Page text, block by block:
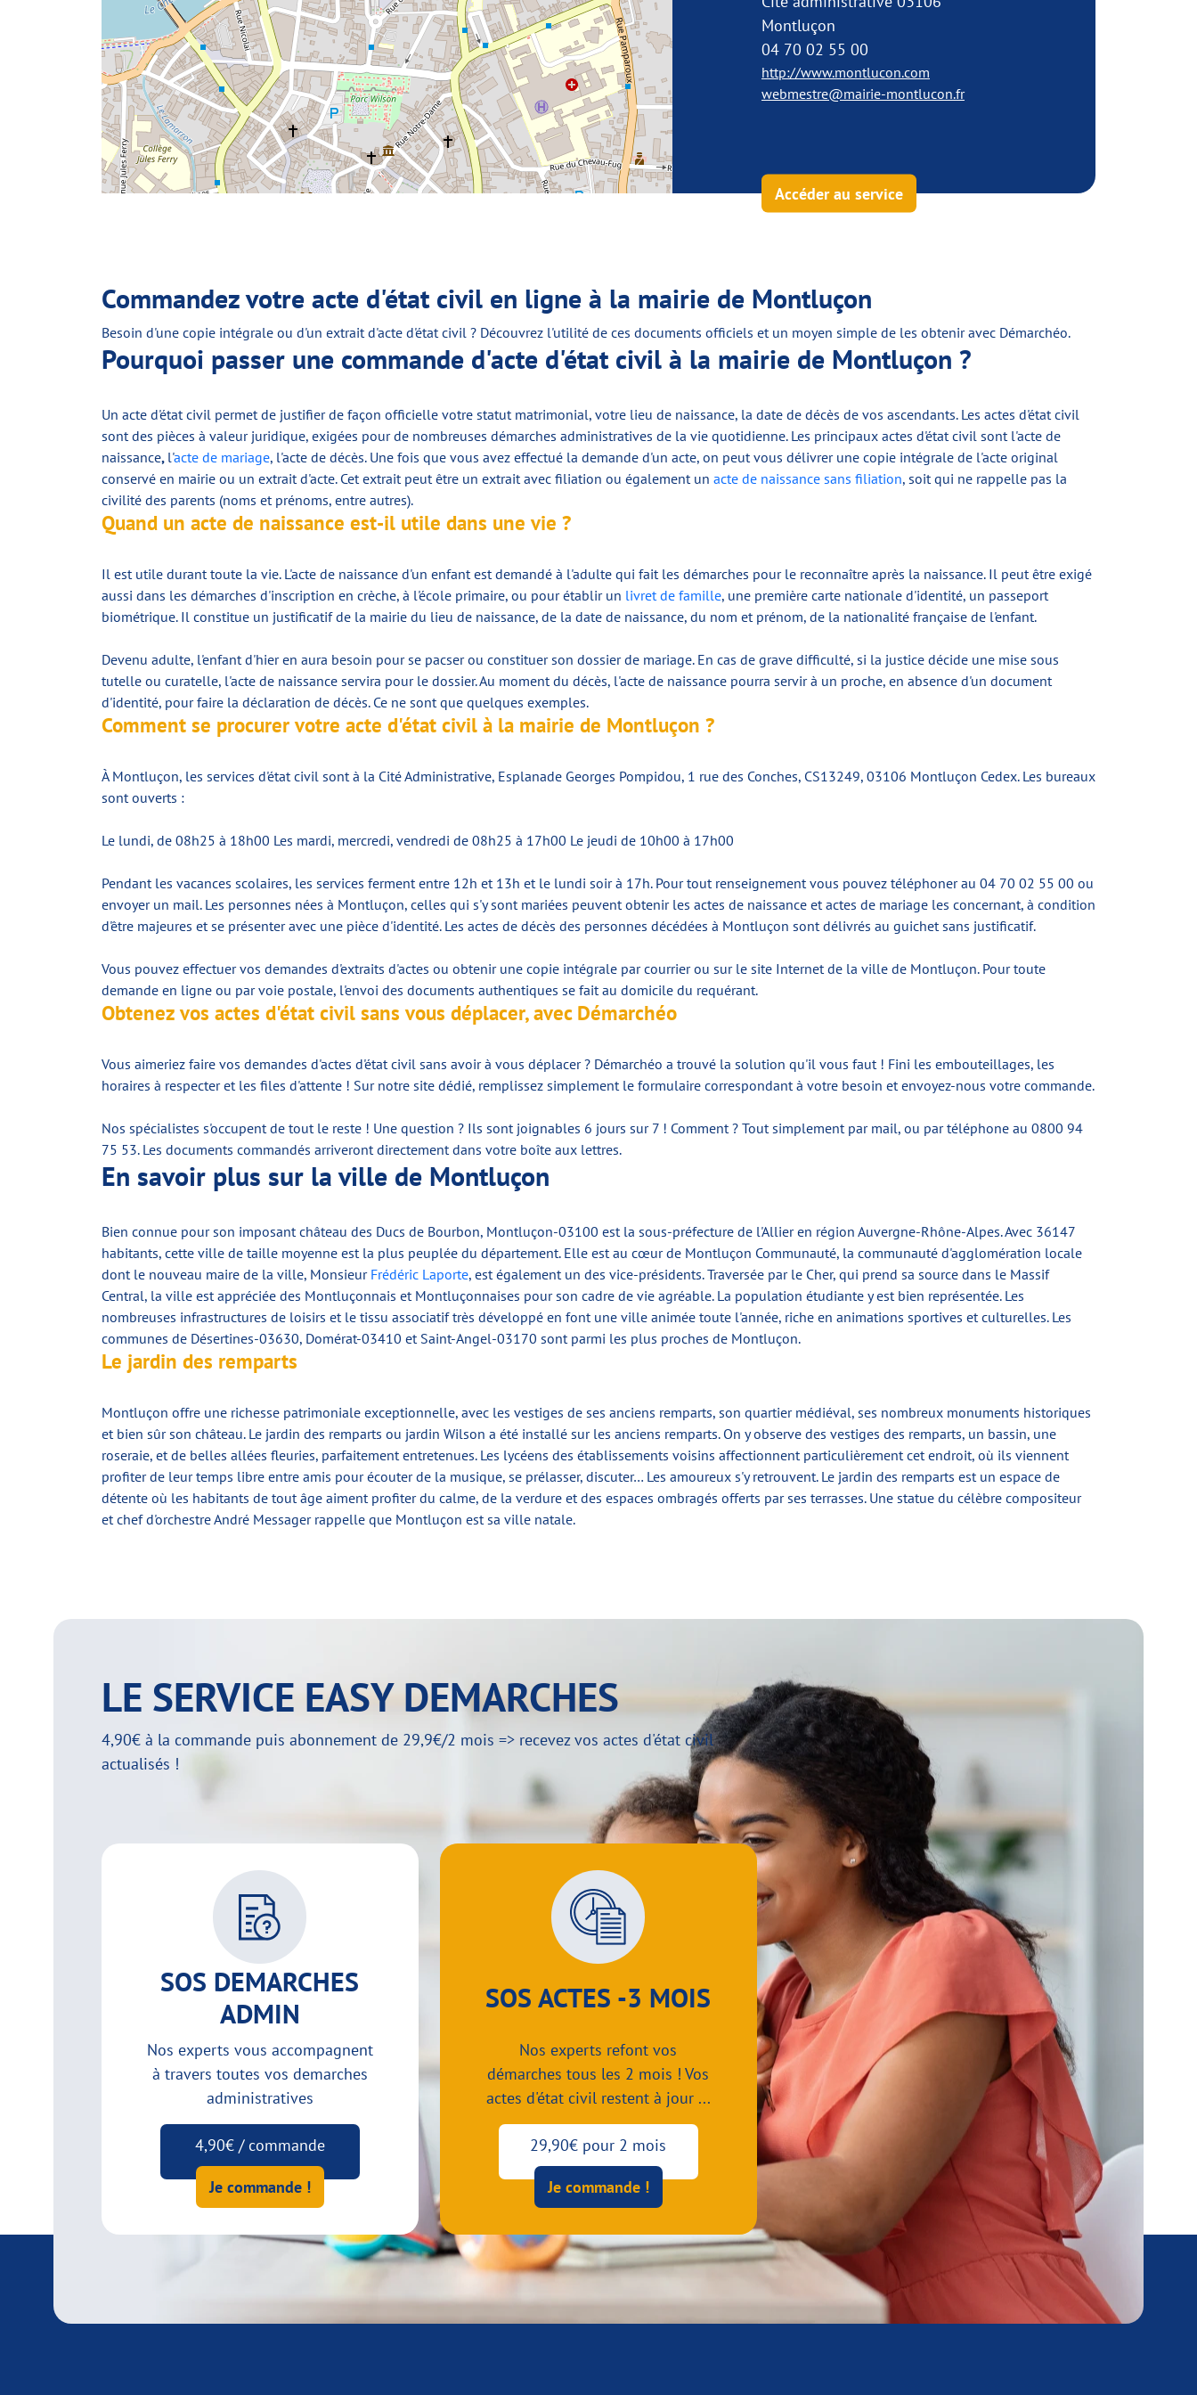
Montluçon
04 70 02 55 00
http://www.montlucon.com
webmestre@mairie-montlucon.fr
Accéder au service
Commandez votre acte d'état civil en ligne à la mairie de Montluçon
Besoin d'une copie intégrale ou d'un extrait d'acte d'état civil ? Découvrez l'utilité de ces documents officiels et un moyen simple de les obtenir avec Démarchéo.
Pourquoi passer une commande d'acte d'état civil à la mairie de Montluçon ?
Un acte d'état civil permet de justifier de façon officielle votre statut matrimonial, votre lieu de naissance, la date de décès de vos ascendants. Les actes d'état civil
sont des pièces à valeur juridique, exigées pour de nombreuses démarches administratives de la vie quotidienne. Les principaux actes d'état civil sont l'acte de
naissance, l'acte de mariage, l'acte de décès. Une fois que vous avez effectué la demande d'un acte, on peut vous délivrer une copie intégrale de l'acte original
conservé en mairie ou un extrait d'acte. Cet extrait peut être un extrait avec filiation ou également un acte de naissance sans filiation, soit qui ne rappelle pas la
civilité des parents (noms et prénoms, entre autres).
Quand un acte de naissance est-il utile dans une vie ?
Il est utile durant toute la vie. L'acte de naissance d'un enfant est demandé à l'adulte qui fait les démarches pour le reconnaître après la naissance. Il peut être exigé
aussi dans les démarches d'inscription en crèche, à l'école primaire, ou pour établir un livret de famille, une première carte nationale d'identité, un passeport
biométrique. Il constitue un justificatif de la mairie du lieu de naissance, de la date de naissance, du nom et prénom, de la nationalité française de l'enfant.
Devenu adulte, l'enfant d'hier en aura besoin pour se pacser ou constituer son dossier de mariage. En cas de grave difficulté, si la justice décide une mise sous
tutelle ou curatelle, l'acte de naissance servira pour le dossier. Au moment du décès, l'acte de naissance pourra servir à un proche, en absence d'un document
d'identité, pour faire la déclaration de décès. Ce ne sont que quelques exemples.
Comment se procurer votre acte d'état civil à la mairie de Montluçon ?
À Montluçon, les services d'état civil sont à la Cité Administrative, Esplanade Georges Pompidou, 1 rue des Conches, CS13249, 03106 Montluçon Cedex. Les bureaux
sont ouverts :
Le lundi, de 08h25 à 18h00 Les mardi, mercredi, vendredi de 08h25 à 17h00 Le jeudi de 10h00 à 17h00
Pendant les vacances scolaires, les services ferment entre 12h et 13h et le lundi soir à 17h. Pour tout renseignement vous pouvez téléphoner au 04 70 02 55 00 ou
envoyer un mail. Les personnes nées à Montluçon, celles qui s'y sont mariées peuvent obtenir les actes de naissance et actes de mariage les concernant, à condition
d'être majeures et se présenter avec une pièce d'identité. Les actes de décès des personnes décédées à Montluçon sont délivrés au guichet sans justificatif.
Vous pouvez effectuer vos demandes d'extraits d'actes ou obtenir une copie intégrale par courrier ou sur le site Internet de la ville de Montluçon. Pour toute
demande en ligne ou par voie postale, l'envoi des documents authentiques se fait au domicile du requérant.
Obtenez vos actes d'état civil sans vous déplacer, avec Démarchéo
Vous aimeriez faire vos demandes d'actes d'état civil sans avoir à vous déplacer ? Démarchéo a trouvé la solution qu'il vous faut ! Fini les embouteillages, les
horaires à respecter et les files d'attente ! Sur notre site dédié, remplissez simplement le formulaire correspondant à votre besoin et envoyez-nous votre commande.
Nos spécialistes s'occupent de tout le reste ! Une question ? Ils sont joignables 6 jours sur 7 ! Comment ? Tout simplement par mail, ou par téléphone au 0800 94
75 53. Les documents commandés arriveront directement dans votre boîte aux lettres.
En savoir plus sur la ville de Montluçon
Bien connue pour son imposant château des Ducs de Bourbon, Montluçon-03100 est la sous-préfecture de l'Allier en région Auvergne-Rhône-Alpes. Avec 36147
habitants, cette ville de taille moyenne est la plus peuplée du département. Elle est au cœur de Montluçon Communauté, la communauté d'agglomération locale
dont le nouveau maire de la ville, Monsieur Frédéric Laporte, est également un des vice-présidents. Traversée par le Cher, qui prend sa source dans le Massif
Central, la ville est appréciée des Montluçonnais et Montluçonnaises pour son cadre de vie agréable. La population étudiante y est bien représentée. Les
nombreuses infrastructures de loisirs et le tissu associatif très développé en font une ville animée toute l'année, riche en animations sportives et culturelles. Les
communes de Désertines-03630, Domérat-03410 et Saint-Angel-03170 sont parmi les plus proches de Montluçon.
Le jardin des remparts
Montluçon offre une richesse patrimoniale exceptionnelle, avec les vestiges de ses anciens remparts, son quartier médiéval, ses nombreux monuments historiques
et bien sûr son château. Le jardin des remparts ou jardin Wilson a été installé sur les anciens remparts. On y observe des vestiges des remparts, un bassin, une
roseraie, et de belles allées fleuries, parfaitement entretenues. Les lycéens des établissements voisins affectionnent particulièrement cet endroit, où ils viennent
profiter de leur temps libre entre amis pour écouter de la musique, se prélasser, discuter… Les amoureux s'y retrouvent. Le jardin des remparts est un espace de
détente où les habitants de tout âge aiment profiter du calme, de la verdure et des espaces ombragés offerts par ses terrasses. Une statue du célèbre compositeur
et chef d'orchestre André Messager rappelle que Montluçon est sa ville natale.
LE SERVICE EASY DEMARCHES
4,90€ à la commande puis abonnement de 29,9€/2 mois => recevez vos actes d'état civil
actualisés !
SOS DEMARCHES
ADMIN
Nos experts vous accompagnent
à travers toutes vos demarches
administratives
4,90€ / commande
Je commande !
SOS ACTES -3 MOIS
Nos experts refont vos
démarches tous les 2 mois ! Vos
actes d'état civil restent à jour ...
29,90€ pour 2 mois
Je commande !